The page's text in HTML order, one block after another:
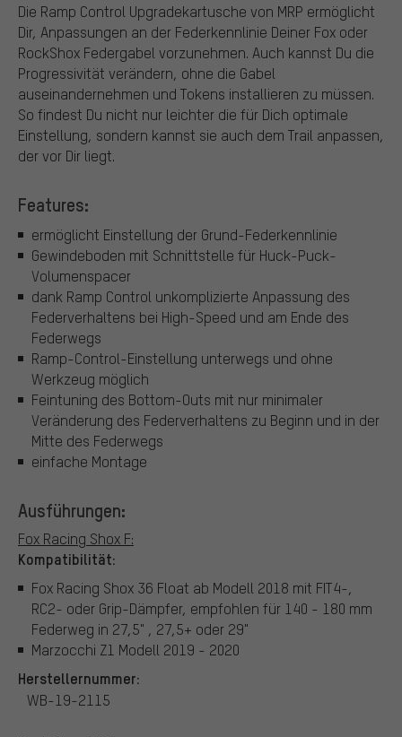
Die Ramp Control Upgradekartusche von MRP ermöglicht
Dir, Anpassungen an der Federkennlinie Deiner Fox oder
RockShox Federgabel vorzunehmen. Auch kannst Du die
Progressivität verändern, ohne die Gabel
auseinandernehmen und Tokens installieren zu müssen.
So findest Du nicht nur leichter die für Dich optimale
Einstellung, sondern kannst sie auch dem Trail anpassen,
der vor Dir liegt.
Features:
ermöglicht Einstellung der Grund-Federkennlinie
Gewindeboden mit Schnittstelle für Huck-Puck-
Volumenspacer
dank Ramp Control unkomplizierte Anpassung des
Federverhaltens bei High-Speed und am Ende des
Federwegs
Ramp-Control-Einstellung unterwegs und ohne
Werkzeug möglich
Feintuning des Bottom-Outs mit nur minimaler
Veränderung des Federverhaltens zu Beginn und in der
Mitte des Federwegs
einfache Montage
Ausführungen:
Fox Racing Shox F:
Kompatibilität:
Fox Racing Shox 36 Float ab Modell 2018 mit FIT4-,
RC2- oder Grip-Dämpfer, empfohlen für 140 - 180 mm
Federweg in 27,5" , 27,5+ oder 29"
Marzocchi Z1 Modell 2019 - 2020
Herstellernummer:
WB-19-2115